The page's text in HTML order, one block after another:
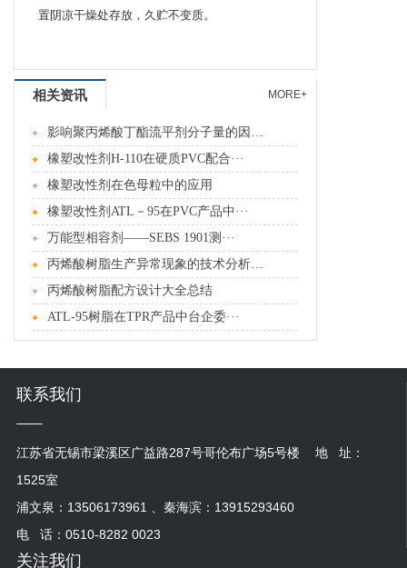
置阴凉干燥处存放，久贮不变质。
MORE+
相关资讯
影响聚丙烯酸丁酯流平剂分子量的因素分···
橡塑改性剂H-110在硬质PVC配合···
橡塑改性剂在色母粒中的应用
橡塑改性剂ATL－95在PVC产品中···
万能型相容剂――SEBS 1901测···
丙烯酸树脂生产异常现象的技术分析及处···
丙烯酸树脂配方设计大全总结
ATL-95树脂在TPR产品中台企委···
联系我们
地 址：
江苏省无锡市梁溪区广益路287号哥伦布广场5号楼
1525室
浦文泉：13506173961 、秦海滨：13915293460
电 话：0510-8282 0023
关注我们